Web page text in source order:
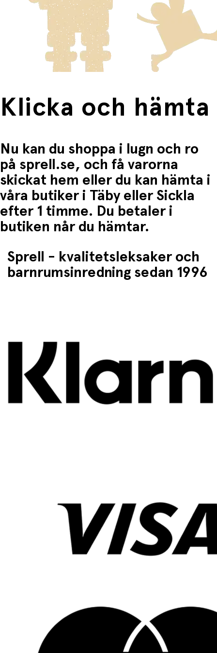
Inspirerar till utomhuslek och fysisk aktivitet
Passar för barn från ca 5 år
En leksak som får barnen i rörelse och tillbaka till tidlösa,
aktiva lekar med en modern twist!
skickas med Posten/Brings tjänst
Home Delivery
. Detta
innebär en högre fraktkostnad.
Produkter som omfattas av detta är tydligt märkta, och
frakten för dessa varor visas i kassan.
Fri frakt när du handlar för mer än 1500:-
Du betalar när du hämtar varorna i butiken.
Klicka och hämta
Nu kan du shoppa i lugn och ro
på sprell.se, och få varorna
skickat hem eller du kan hämta i
våra butiker i Täby eller Sickla
efter 1 timme. Du betaler i
butiken når du hämtar.
Sprell - kvalitetsleksaker och
barnrumsinredning sedan 1996